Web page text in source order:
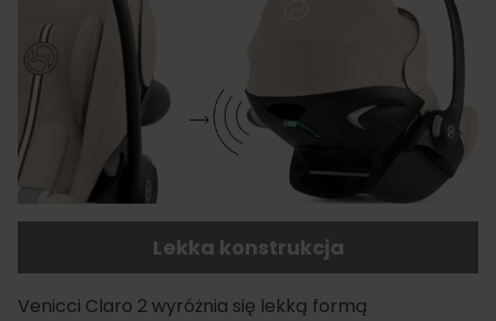
Lekka konstrukcja
Venicci Claro 2 wyróżnia się lekką formą